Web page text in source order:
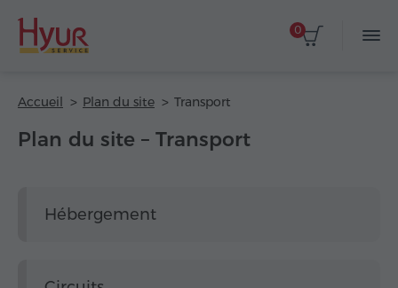
0
Accueil Plan du site Transport
Plan du site – Transport
Hébergement